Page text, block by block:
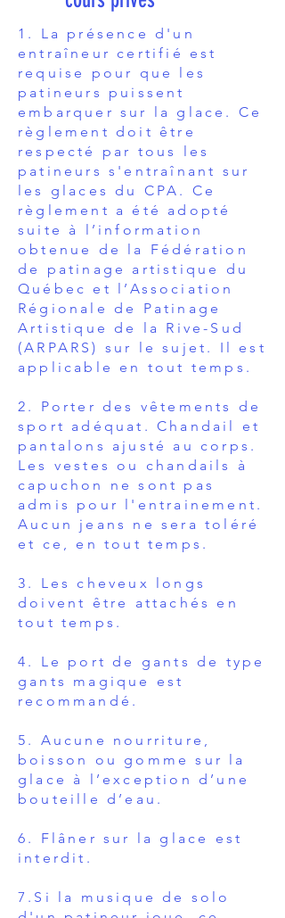
1. La présence d'un
entraîneur certifié est
requise pour que les
patineurs puissent
embarquer sur la glace. Ce
règlement doit être
respecté par tous les
patineurs s'entraînant sur
les glaces du CPA. Ce
règlement a été adopté
suite à l’information
obtenue de la Fédération
de patinage artistique du
Québec et l’Association
Régionale de Patinage
Artistique de la Rive-Sud
(ARPARS) sur le sujet. Il est
applicable en tout temps.
2. Porter des vêtements de
sport adéquat. Chandail et
pantalons ajusté au corps.
Les vestes ou chandails à
capuchon ne sont pas
admis pour l'entrainement.
Aucun jeans ne sera toléré
et ce, en tout temps.
3. Les cheveux longs
doivent être attachés en
tout temps.
4. Le port de gants de type
gants magique est
recommandé.
5. Aucune nourriture,
boisson ou gomme sur la
glace à l’exception d’une
bouteille d’eau.
6. Flâner sur la glace est
interdit.
7.Si la musique de solo